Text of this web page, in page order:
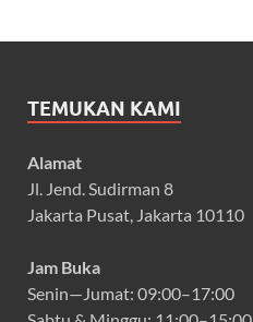
TEMUKAN KAMI
Alamat
Jl. Jend. Sudirman 8
Jakarta Pusat, Jakarta 10110
Jam Buka
Senin—Jumat: 09:00–17:00